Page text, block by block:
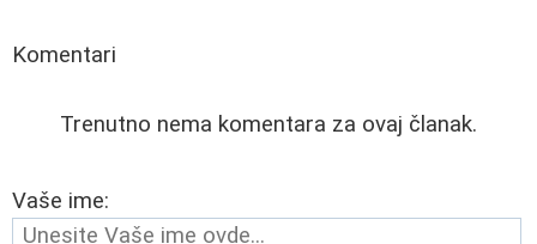
Komentari
Trenutno nema komentara za ovaj članak.
Vaše ime: